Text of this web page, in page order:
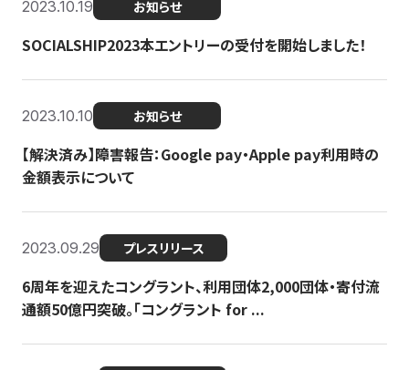
2023.10.19 お知らせ
SOCIALSHIP2023本エントリーの受付を開始しました！
2023.10.10 お知らせ
【解決済み】障害報告：Google pay・Apple pay利用時の
金額表示について
2023.09.29 プレスリリース
6周年を迎えたコングラント、利用団体2,000団体・寄付流
通額50億円突破。「コングラント for ...